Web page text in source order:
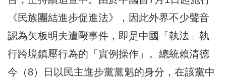
《民族團結進步促進法》，因此外界不少聲音
認為矢板明夫遭毆事件，即是中國「執法」執
行跨境鎮壓行為的「實例操作」。總統賴清德
今（8）日以民主進步黨黨魁的身分，在該黨中